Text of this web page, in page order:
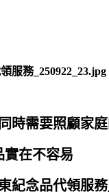
時需要照顧家
實在不容易
紀念品代領服務